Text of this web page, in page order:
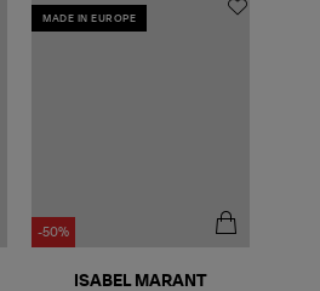
MADE IN EUROPE
-50%
ISABEL MARANT